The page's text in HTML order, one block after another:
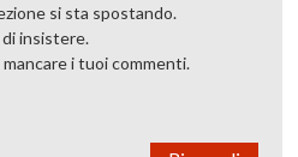
si sta spostando.
di insistere.
i tuoi commenti.